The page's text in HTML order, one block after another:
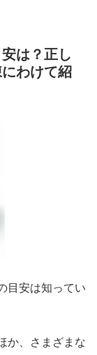
は？正し
わけて紹
目安は知ってい
か、さまざまな